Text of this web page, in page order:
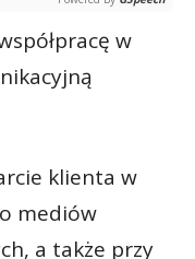
w
klienta w
mediów
a także przy